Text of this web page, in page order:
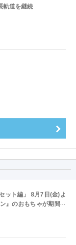
軌道を継続
ット編」 8月7日(金)よ
』のおもちゃが期間限